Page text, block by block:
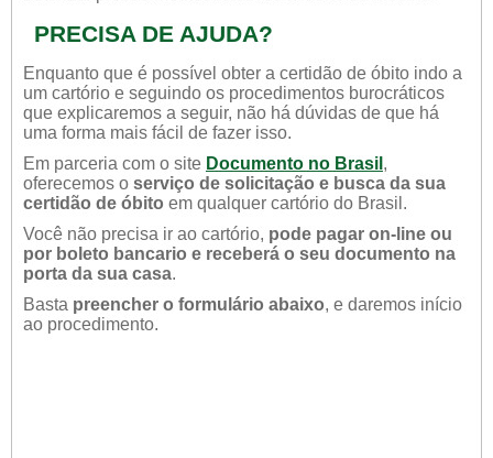
PRECISA DE AJUDA?
Enquanto que é possível obter a certidão de óbito indo a
um cartório e seguindo os procedimentos burocráticos
que explicaremos a seguir, não há dúvidas de que há
uma forma mais fácil de fazer isso.
Em parceria com o site Documento no Brasil ,
oferecemos o serviço de solicitação e busca da sua
certidão de óbito em qualquer cartório do Brasil.
Você não precisa ir ao cartório, pode pagar on-line ou
por boleto bancario e receberá o seu documento na
porta da sua casa.
Basta preencher o formulário abaixo, e daremos início
ao procedimento.